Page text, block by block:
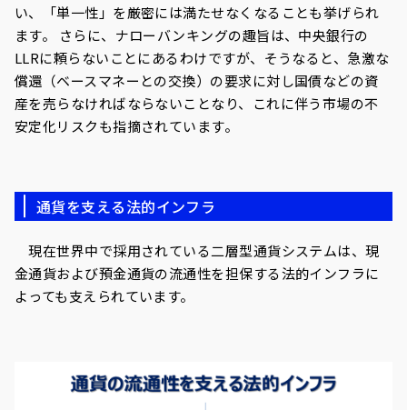
い、「単一性」を厳密には満たせなくなることも挙げられ
ます。 さらに、ナローバンキングの趣旨は、中央銀行の
LLRに頼らないことにあるわけですが、そうなると、急激な
償還（ベースマネーとの交換）の要求に対し国債などの資
産を売らなければならないことなり、これに伴う市場の不
安定化リスクも指摘されています。
通貨を支える法的インフラ
現在世界中で採用されている二層型通貨システムは、現
金通貨および預金通貨の流通性を担保する法的インフラに
よっても支えられています。